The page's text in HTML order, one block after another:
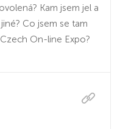
Kam jsem jel a
Co jsem se tam
On-line Expo?